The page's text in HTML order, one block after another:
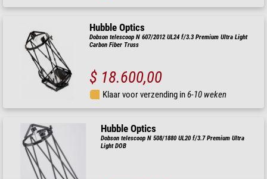
Hubble Optics
Dobson telescoop N 607/2012 UL24 f/3.3 Premium Ultra Light
Carbon Fiber Truss
$ 18.600,00
Klaar voor verzending in6-10 weken
Hubble Optics
Dobson telescoop N 508/1880 UL20 f/3.7 Premium Ultra
Light DOB